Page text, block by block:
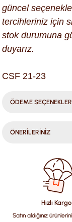
güncel
tercihleriniz için
stok durumuna
duyarız.
CSF 21-23
ÖDEME
ÖNERİLERİNİZ
konularda yetersiz
kullanarak
Görüş ve
Ürün resmi
Hızlı Kargo
Satın aldığınız